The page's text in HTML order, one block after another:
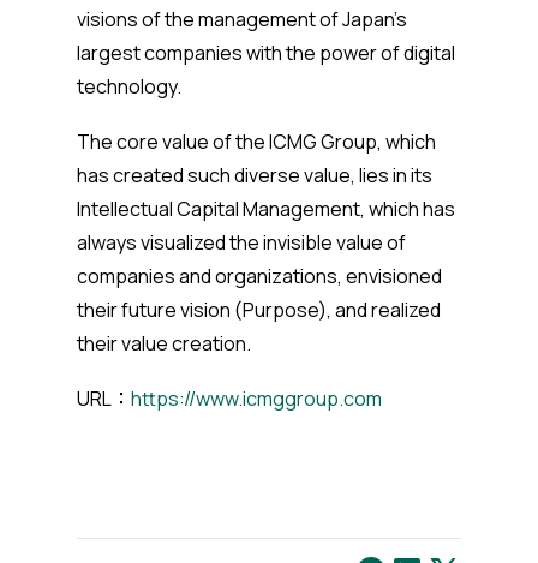
visions of the management of Japan's
largest companies with the power of digital
technology.
The core value of the ICMG Group, which
has created such diverse value, lies in its
Intellectual Capital Management, which has
always visualized the invisible value of
companies and organizations, envisioned
their future vision (Purpose), and realized
their value creation.
URL： https://www.icmggroup.com